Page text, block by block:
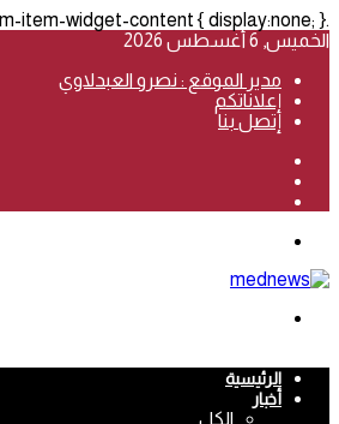
.stream-item-widget-content { display:none; }
الخميس, 6 أغسطس 2026
مدير الموقع : نصرو العبدلاوي
إعلاناتكم
إتصل بنا
الرئيسية
أخبار
الكل